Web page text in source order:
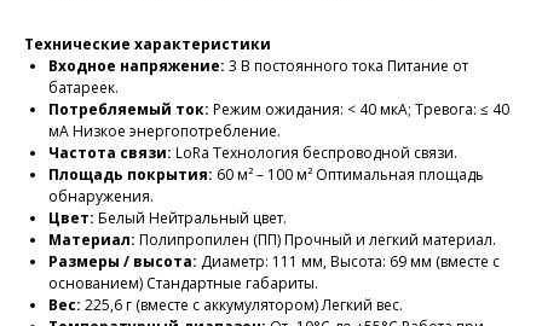
Технические характеристики
Входное напряжение: 3 В постоянного тока Питание от
батареек.
Потребляемый ток: Режим ожидания: < 40 мкА; Тревога: ≤ 40
мАНизкое энергопотребление.
Частота связи: LoRa Технология беспроводной связи.
Площадь покрытия: 60 м² – 100 м² Оптимальная площадь
обнаружения.
Цвет: Белый Нейтральный цвет.
Материал: Полипропилен (ПП)Прочный и легкий материал.
Размеры / высота: Диаметр: 111 мм, Высота: 69 мм (вместе с
основанием) Стандартные габариты.
Вес: 225,6 г (вместе с аккумулятором)Легкий вес.